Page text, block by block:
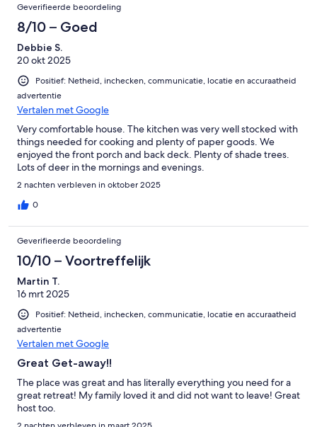
Geverifieerde beoordeling
8/10 – Goed
Debbie S.
20 okt 2025
Positief: Netheid, inchecken, communicatie, locatie en accuraatheid
advertentie
Vertalen met Google
Very comfortable house. The kitchen was very well stocked with
things needed for cooking and plenty of paper goods. We
enjoyed the front porch and back deck. Plenty of shade trees.
Lots of deer in the mornings and evenings.
2 nachten verbleven in oktober 2025
0
Geverifieerde beoordeling
10/10 – Voortreffelijk
Martin T.
16 mrt 2025
Positief: Netheid, inchecken, communicatie, locatie en accuraatheid
advertentie
Vertalen met Google
Great Get-away!!
The place was great and has literally everything you need for a
great retreat! My family loved it and did not want to leave! Great
host too.